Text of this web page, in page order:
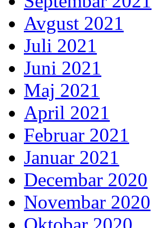
Avgust 2021
Juli 2021
Juni 2021
Maj 2021
April 2021
Februar 2021
Januar 2021
Decembar 2020
Novembar 2020